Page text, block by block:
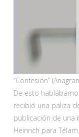
“Confesión”
De esto
recibió una paliza
publicación de una
Heinrich para